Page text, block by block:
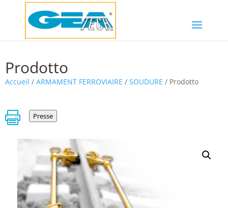
Prodotto
Accueil / ARMAMENT FERROVIAIRE / SOUDURE / Prodotto
 Presse